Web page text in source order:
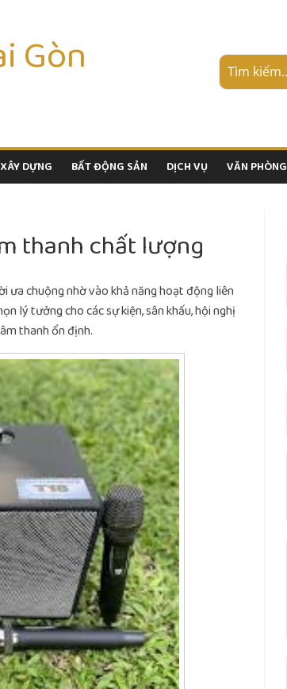
Gòn
DỰNG BẤT ĐỘNG SẢN DỊCH VỤ VĂN PHÒNG
thanh chất lượng
chuộng nhờ vào khả năng hoạt động liên
lý tưởng cho các sự kiện, sân khấu, hội nghị
thanh ổn định.